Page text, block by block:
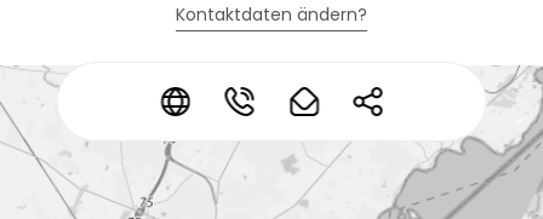
* * * *
Kontaktdaten ändern?